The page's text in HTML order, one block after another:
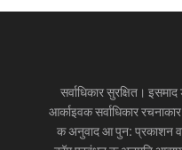
सर्वाधिकार सुरक्षित।
आर्काइवक सर्वाधिकार
क अनुवाद आ पुन: प्रकाशन